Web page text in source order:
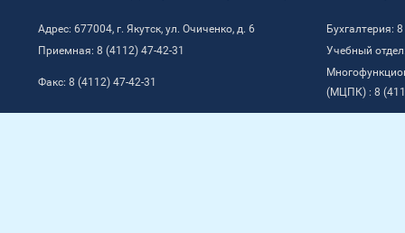
Адрес: 677004, г. Якутск, ул. Очиченко, д. 6
Бухгалтерия:
Приемная: 8 (4112) 47-42-31
Учебный
Факс: 8 (4112) 47-42-31
(МЦПК) : 8